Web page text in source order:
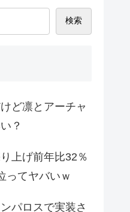
検索
ど凛とアーチャ
？
上げ前年比32％
てヤバいｗ
パロスで実装さ